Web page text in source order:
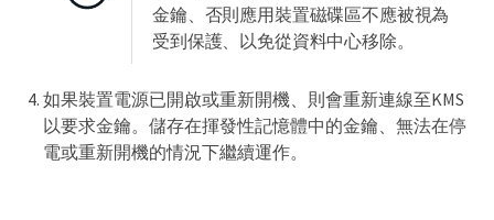
金鑰、否則應用裝置磁碟區不應被視為
受到保護、以免從資料中心移除。
如果裝置電源已開啟或重新開機、則會重新連線至KMS
以要求金鑰。儲存在揮發性記憶體中的金鑰、無法在停
電或重新開機的情況下繼續運作。